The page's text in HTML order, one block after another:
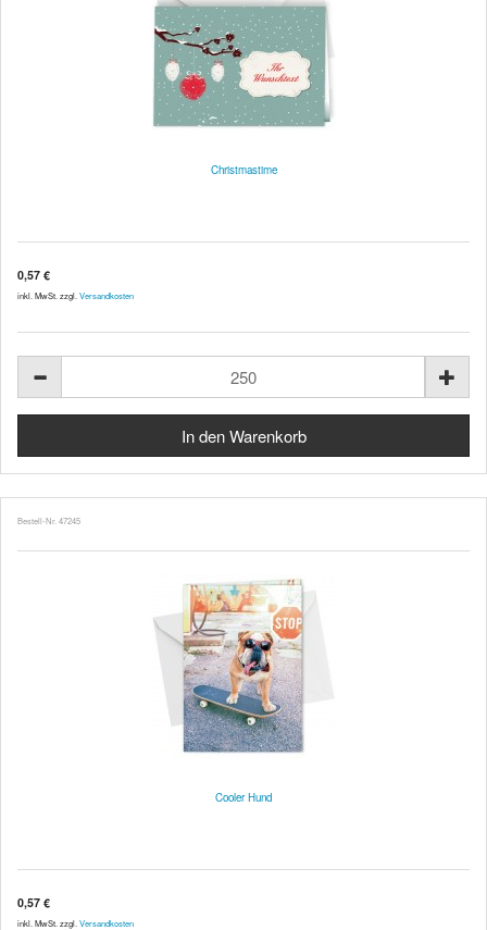
Christmastime
0,57 €
inkl. MwSt. zzgl. Versandkosten
Bestell-Nr. 47245
Cooler Hund
0,57 €
inkl. MwSt. zzgl. Versandkosten